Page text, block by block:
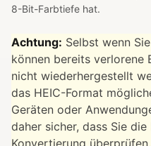
8-Bit-Farbtiefe hat.
Achtung: Selbst wenn
können bereits verlorene
nicht wiederhergestellt
das HEIC-Format
Geräten oder
daher sicher, dass Sie
Konvertierung überprüfen.